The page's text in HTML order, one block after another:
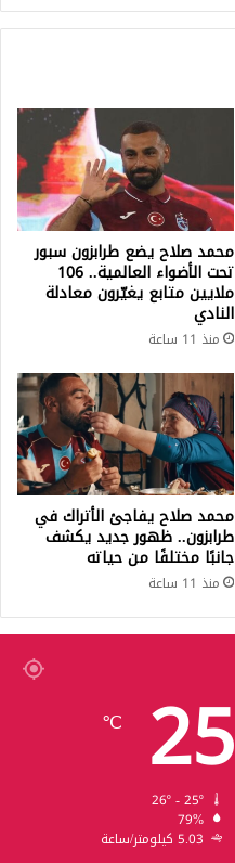
محمد صلاح يضع طرابزون سبور
تحت الأضواء العالمية.. 106
ملايين متابع يغيّرون معادلة
النادي
منذ 11 ساعة
محمد صلاح يفاجئ الأتراك في
طرابزون.. ظهور جديد يكشف
جانبًا مختلفًا من حياته
منذ 11 ساعة
25
℃
79%
5.03 كيلومتر/ساعة